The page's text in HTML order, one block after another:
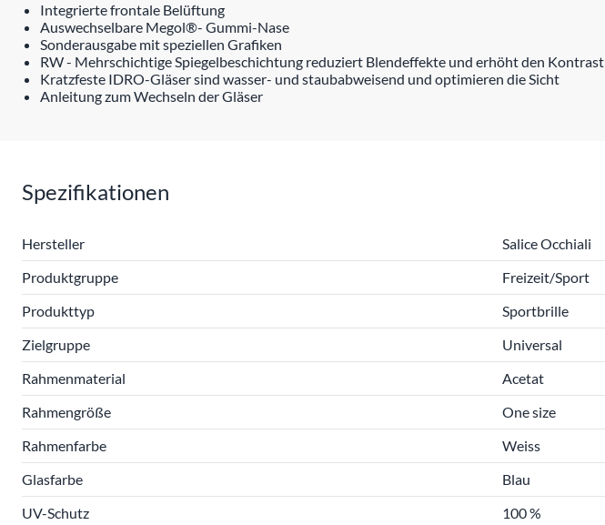
Integrierte frontale Belüftung
Auswechselbare Megol®- Gummi-Nase
Sonderausgabe mit speziellen Grafiken
RW - Mehrschichtige Spiegelbeschichtung reduziert Blendeffekte und erhöht den Kontrast
Kratzfeste IDRO-Gläser sind wasser- und staubabweisend und optimieren die Sicht
Anleitung zum Wechseln der Gläser
Spezifikationen
Hersteller
Salice Occhiali
Produktgruppe
Freizeit/Sport
Produkttyp
Sportbrille
Zielgruppe
Universal
Rahmenmaterial
Acetat
Rahmengröße
One size
Rahmenfarbe
Weiss
Glasfarbe
Blau
UV-Schutz
100 %